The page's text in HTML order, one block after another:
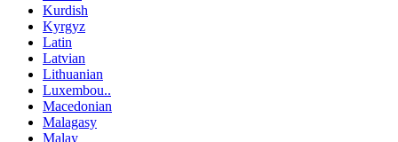
Kurdish
Kyrgyz
Latin
Latvian
Lithuanian
Luxembou..
Macedonian
Malagasy
Malay